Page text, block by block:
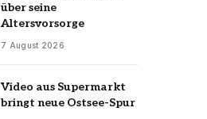
über seine
Altersvorsorge
7 August 2026
Video aus Supermarkt
bringt neue Ostsee-Spur